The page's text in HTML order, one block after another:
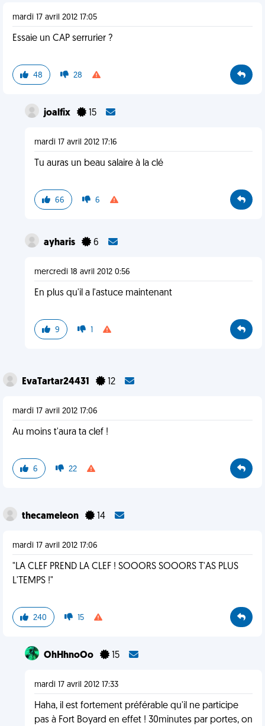
mardi 17 avril 2012 17:05
Essaie un CAP serrurier ?
48 28
joalfix 15
mardi 17 avril 2012 17:16
Tu auras un beau salaire à la clé
66 6
ayharis 6
mercredi 18 avril 2012 0:56
En plus qu'il a l'astuce maintenant
9 1
EvaTartar24431 12
mardi 17 avril 2012 17:06
Au moins t'aura ta clef !
6 22
thecameleon 14
mardi 17 avril 2012 17:06
"LA CLEF PREND LA CLEF ! SOOORS SOOORS T'AS PLUS
L'TEMPS !"
240 15
OhHhnoOo 15
mardi 17 avril 2012 17:33
Haha, il est fortement préférable qu'il ne participe
pas à Fort Boyard en effet ! 30minutes par portes, on